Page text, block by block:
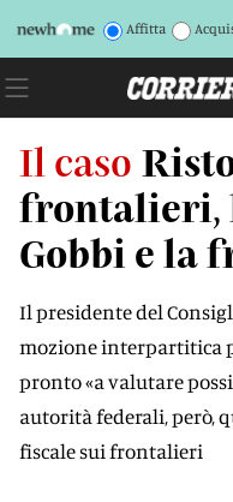
Affitta
Il caso
frontalieri,
Gobbi e la
Il presidente del
mozione interpartitica
pronto «a valutare
autorità federali, però,
fiscale sui frontalieri